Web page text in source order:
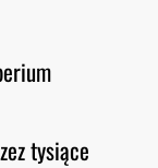
tysiące